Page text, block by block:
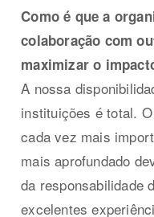
Como é que a
colaboração com
maximizar o
A nossa
instituições é total.
cada vez mais
mais aprofundado
da responsabilidade
excelentes